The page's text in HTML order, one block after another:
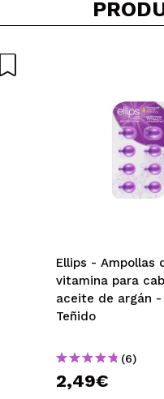
Ellips - Ampollas
vitamina para
aceite de argán -
Teñido
(6)
2,49€